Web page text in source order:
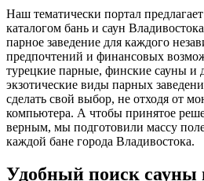
Наш тематически портал
каталогом бань и саун
парное заведение для каждого
предпочтений и финансовых
турецкие парные, финские сауны и
экзотические виды парных
сделать свой выбор, не отходя от
компьютера. А чтобы принятое
верным, мы подготовили массу
каждой бане города Владивостока.
Удобный поиск сауны